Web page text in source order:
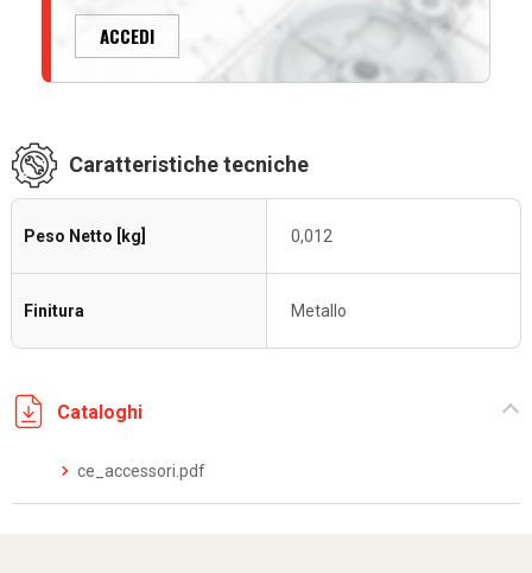
ACCEDI
Caratteristiche tecniche
Peso Netto [kg] 0,012
Finitura Metallo
Cataloghi
ce_accessori.pdf